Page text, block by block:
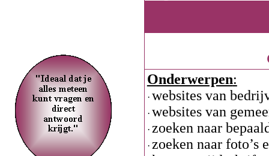
Onderwerpen:
· websites van
· websites van
· zoeken naar
· zoeken naar foto’s